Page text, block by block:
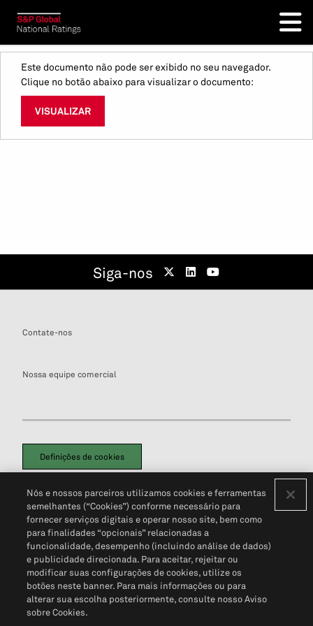
Este documento não pode ser exibido no seu navegador.
Clique no botão abaixo para visualizar o documento:
VISUALIZAR
Siga-nos
Contate-nos
Nossa equipe comercial
Definições de cookies
Política de PrivacidadePortal de privacidade do cliente (em inglês)
Não Venda Minhas Informações Pessoais© 2026 S&P Global
Nós e nossos parceiros utilizamos cookies e ferramentas
semelhantes (“Cookies”) conforme necessário para
fornecer serviços digitais e operar nosso site, bem como
para finalidades “opcionais” relacionadas a
funcionalidade, desempenho (incluindo análise de dados)
e publicidade direcionada. Para aceitar, rejeitar ou
modificar suas configurações de cookies, utilize os
botões neste banner. Para mais informações ou para
alterar sua escolha posteriormente, consulte nosso Aviso
sobre Cookies.